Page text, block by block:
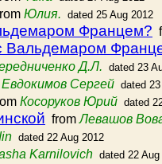
Юлия. dated 25 Aug 2012
Францем?
Вальдемаром
Д.Л. dated 23
Евдокимов Сергей dated
Косоруков Юрий dated
fromЛевашов
dated 22 Aug 2012
Karnilovich dated 22 Aug